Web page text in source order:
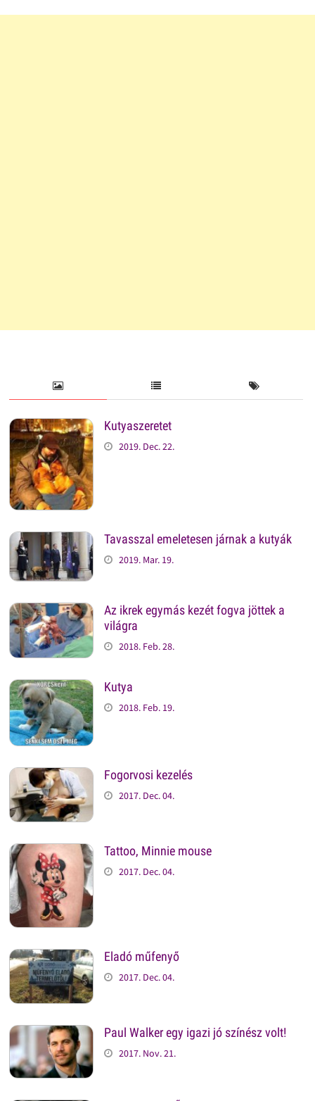
Kutyaszeretet
2019. Dec. 22.
Tavasszal emeletesen járnak a kutyák
2019. Mar. 19.
Az ikrek egymás kezét fogva jöttek a
világra
2018. Feb. 28.
Kutya
2018. Feb. 19.
Fogorvosi kezelés
2017. Dec. 04.
Tattoo, Minnie mouse
2017. Dec. 04.
Eladó műfenyő
2017. Dec. 04.
Paul Walker egy igazi jó színész volt!
2017. Nov. 21.